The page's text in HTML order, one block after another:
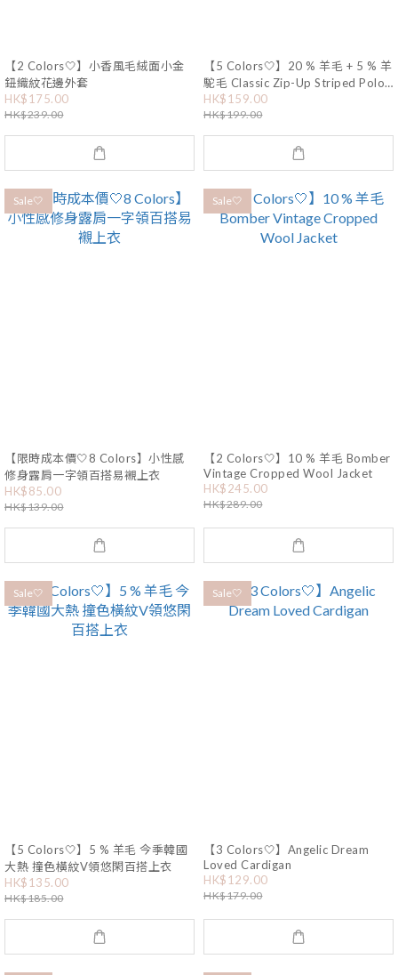
【2 Colors🤍】小香風毛絨面小金
鈕織紋花邊外套
HK$175.00
HK$239.00
【5 Colors🤍】20 % 羊毛 + 5 % 羊
駝毛 Classic Zip-Up Striped Polo
Knit
HK$159.00
HK$199.00
Sale🤍
【限時成本價🤍8 Colors】小性感
修身露肩一字領百搭易襯上衣
HK$85.00
HK$139.00
Sale🤍
【2 Colors🤍】10 % 羊毛 Bomber
Vintage Cropped Wool Jacket
HK$245.00
HK$289.00
Sale🤍
【5 Colors🤍】5 % 羊毛 今季韓國
大熱 撞色橫紋V領悠閑百搭上衣
HK$135.00
HK$185.00
Sale🤍
【3 Colors🤍】Angelic Dream
Loved Cardigan
HK$129.00
HK$179.00